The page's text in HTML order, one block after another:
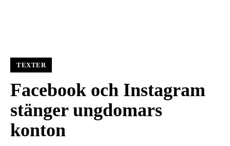
TEXTER
Facebook och Instagram
stänger ungdomars
konton